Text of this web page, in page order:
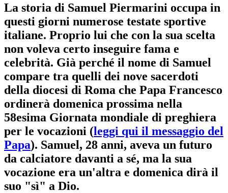
La storia di Samuel Piermarini occupa in
questi giorni numerose testate sportive
italiane. Proprio lui che con la sua scelta
non voleva certo inseguire fama e
celebrità. Già perché il nome di Samuel
compare tra quelli dei nove sacerdoti
della diocesi di Roma che Papa Francesco
ordinerà domenica prossima nella
58esima Giornata mondiale di preghiera
per le vocazioni (leggi qui il messaggio del
Papa). Samuel, 28 anni, aveva un futuro
da calciatore davanti a sé, ma la sua
vocazione era un'altra e domenica dirà il
suo "sì" a Dio.